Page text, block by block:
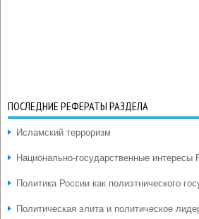
ПОСЛЕДНИЕ РЕФЕРАТЫ РАЗДЕЛА
Исламский терроризм
Национально-государственные интересы
Политика России как полиэтнического
Политическая элита и политическое